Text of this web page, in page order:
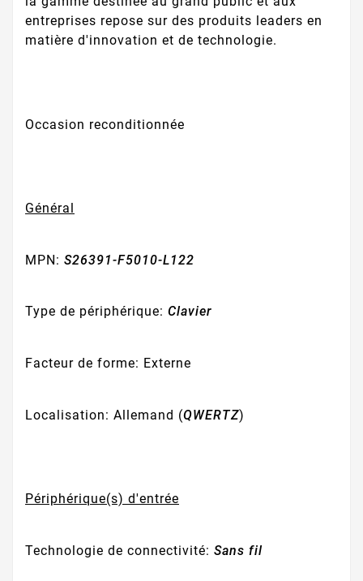
entreprises repose sur des produits leaders en
matière d'innovation et de technologie.
Occasion reconditionnée
Général
MPN: S26391-F5010-L122
Type de périphérique: Clavier
Facteur de forme: Externe
Localisation: Allemand (QWERTZ)
Périphérique(s) d'entrée
Technologie de connectivité: Sans fil